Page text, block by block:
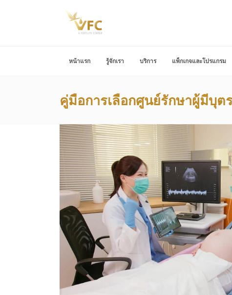
หน้าแรก รู้จักเรา บริการ แพ็กเกจและโปรแกรม
คู่มือการเลือกศูนย์รักษาผู้มีบุต